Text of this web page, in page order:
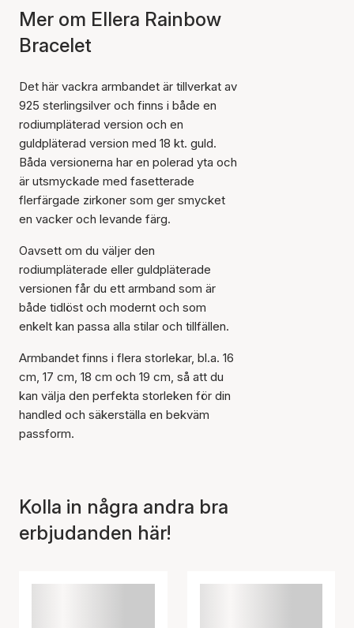
Artikeln har lagts till i
korgen
Mer om Ellera Rainbow
Bracelet
Det här vackra armbandet är tillverkat av
925 sterlingsilver och finns i både en
rodiumpläterad version och en
guldpläterad version med 18 kt. guld.
Båda versionerna har en polerad yta och
är utsmyckade med fasetterade
flerfärgade zirkoner som ger smycket
en vacker och levande färg.
Oavsett om du väljer den
rodiumpläterade eller guldpläterade
versionen får du ett armband som är
både tidlöst och modernt och som
enkelt kan passa alla stilar och tillfällen.
Armbandet finns i flera storlekar, bl.a. 16
cm, 17 cm, 18 cm och 19 cm, så att du
kan välja den perfekta storleken för din
handled och säkerställa en bekväm
passform.
Kolla in några andra bra
erbjudanden här!